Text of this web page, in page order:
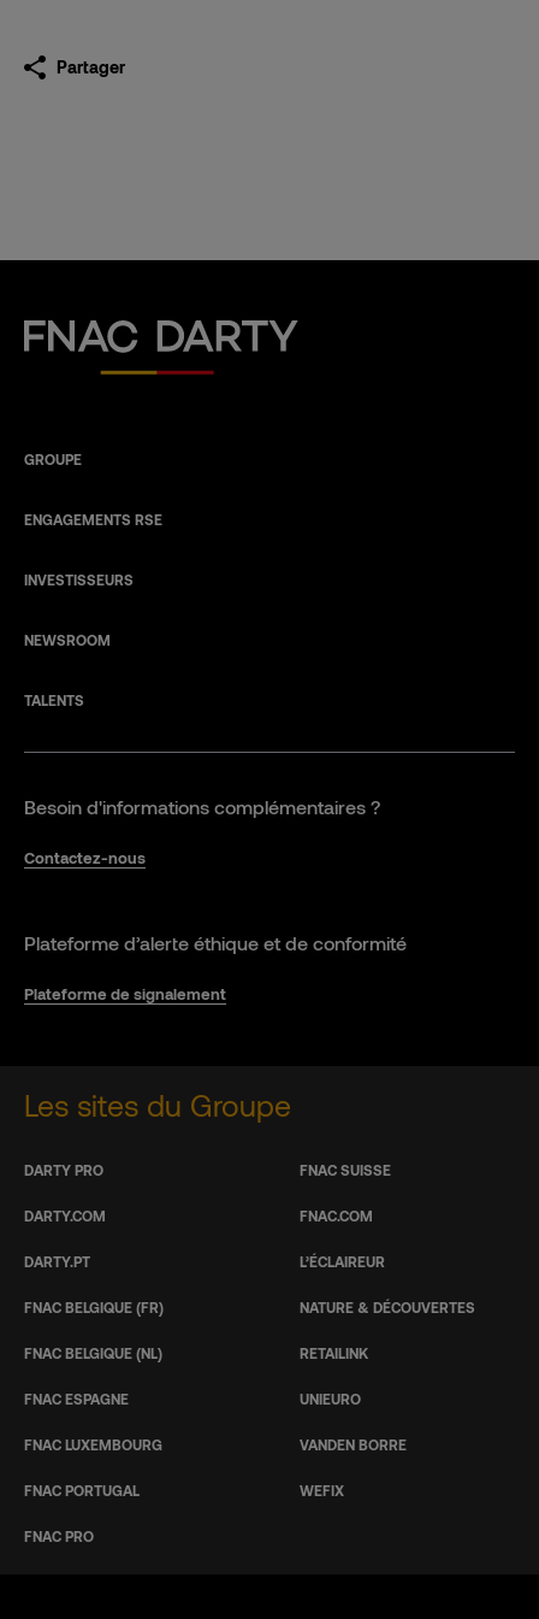
Partager
Fnac Darty
GROUPE
ENGAGEMENTS RSE
INVESTISSEURS
NEWSROOM
TALENTS
Besoin d'informations complémentaires ?
Contactez-nous
Plateforme d’alerte éthique et de conformité
Plateforme de signalement
Les sites du Groupe
DARTY PRO
DARTY.COM
DARTY.PT
FNAC BELGIQUE (FR)
FNAC BELGIQUE (NL)
FNAC ESPAGNE
FNAC LUXEMBOURG
FNAC PORTUGAL
FNAC PRO
FNAC SUISSE
FNAC.COM
L’ÉCLAIREUR
NATURE & DÉCOUVERTES
RETAILINK
UNIEURO
VANDEN BORRE
WEFIX